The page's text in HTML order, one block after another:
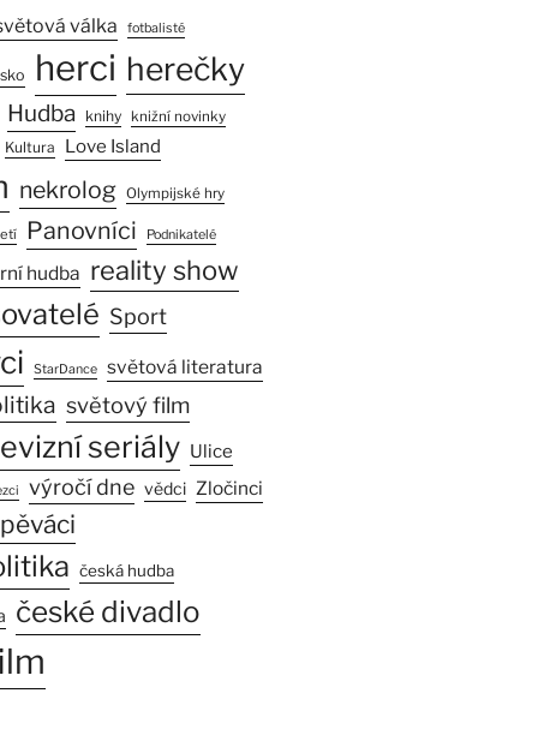
válka fotbalisté
herci herečky
Hudba knihy knižní novinky
Kultura Love Island
nekrolog Olympijské hry
Panovníci Podnikatelé
hudba reality show
Sport
StarDance světová literatura
světový film
seriály Ulice
výročí dne vědci Zločinci
česká hudba
české divadlo